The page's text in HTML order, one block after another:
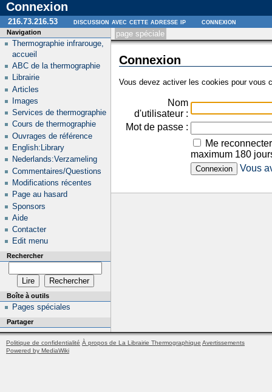
Connexion
page spéciale
Connexion
Vous devez activer les cookies pour vous
Nom
d'utilisateur :
Mot de passe :
Me
maximum 180
Vous
Navigation
Thermographie infrarouge,
accueil
ABC de la thermographie
Librairie
Articles
Images
Services de thermographie
Cours de thermographie
Ouvrages de référence
English:Library
Nederlands:Verzameling
Commentaires/Questions
Modifications récentes
Page au hasard
Sponsors
Aide
Contacter
Edit menu
Rechercher
Boîte à outils
Pages spéciales
Partager
216.73.216.53 discussion avec cette adresse ip connexion
Politique de confidentialité À propos de La Librairie Thermographique Avertissements
Powered by MediaWiki